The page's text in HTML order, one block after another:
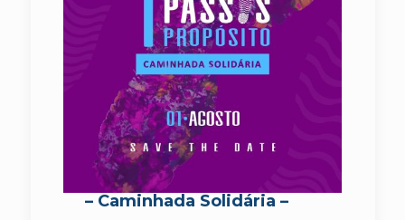
– Caminhada Solidária –